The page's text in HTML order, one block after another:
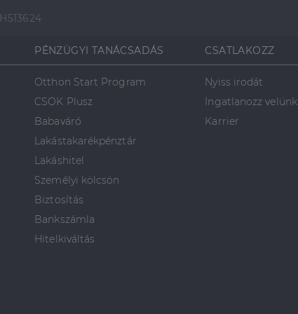
H513624
PÉNZÜGYI TANÁCSADÁS
Otthon Start Program
CSOK Plusz
Babaváró
Lakástakarékpénztár
Lakáshitel
Személyi kölcsön
Biztosítás
Bankszámla
Hitelkiváltás
CSATLAKOZZ
Nyiss irodát
Ingatlanozz velünk
Karrier